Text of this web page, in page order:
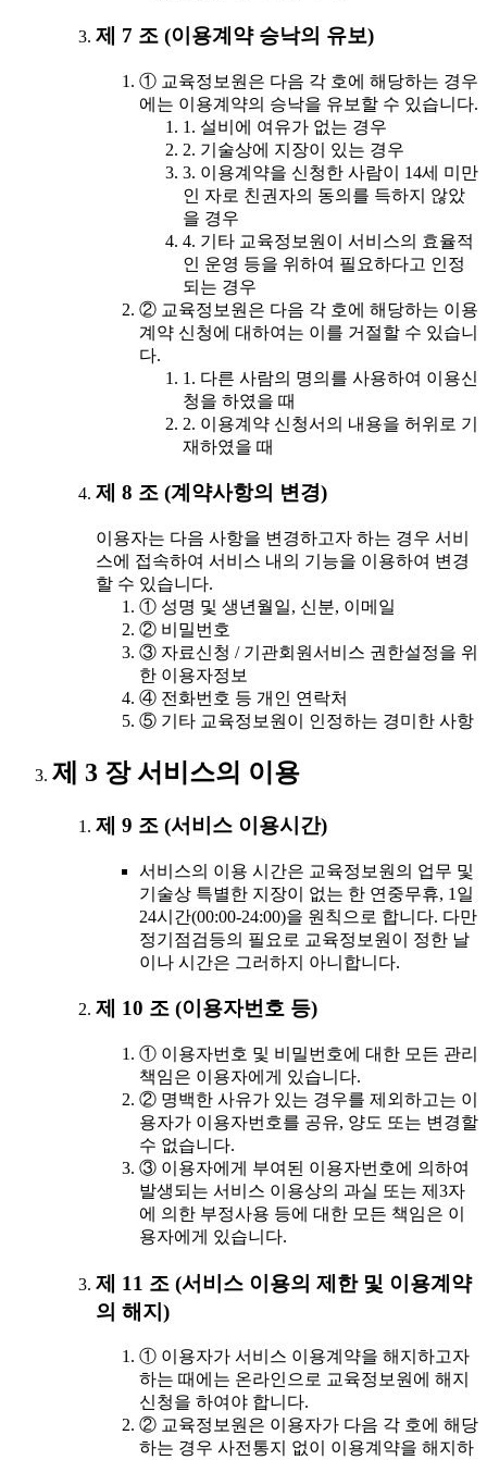
제 7 조 (이용계약 승낙의 유보)
① 교육정보원은 다음 각 호에 해당하는 경우
에는 이용계약의 승낙을 유보할 수 있습니다.
1. 설비에 여유가 없는 경우
2. 기술상에 지장이 있는 경우
3. 이용계약을 신청한 사람이 14세 미만
인 자로 친권자의 동의를 득하지 않았
을 경우
4. 기타 교육정보원이 서비스의 효율적
인 운영 등을 위하여 필요하다고 인정
되는 경우
② 교육정보원은 다음 각 호에 해당하는 이용
계약 신청에 대하여는 이를 거절할 수 있습니
다.
1. 다른 사람의 명의를 사용하여 이용신
청을 하였을 때
2. 이용계약 신청서의 내용을 허위로 기
재하였을 때
제 8 조 (계약사항의 변경)
이용자는 다음 사항을 변경하고자 하는 경우 서비
스에 접속하여 서비스 내의 기능을 이용하여 변경
할 수 있습니다.
① 성명 및 생년월일, 신분, 이메일
② 비밀번호
③ 자료신청 / 기관회원서비스 권한설정을 위
한 이용자정보
④ 전화번호 등 개인 연락처
⑤ 기타 교육정보원이 인정하는 경미한 사항
제 3 장 서비스의 이용
제 9 조 (서비스 이용시간)
서비스의 이용 시간은 교육정보원의 업무 및
기술상 특별한 지장이 없는 한 연중무휴, 1일
24시간(00:00-24:00)을 원칙으로 합니다. 다만
정기점검등의 필요로 교육정보원이 정한 날
이나 시간은 그러하지 아니합니다.
제 10 조 (이용자번호 등)
① 이용자번호 및 비밀번호에 대한 모든 관리
책임은 이용자에게 있습니다.
② 명백한 사유가 있는 경우를 제외하고는 이
용자가 이용자번호를 공유, 양도 또는 변경할
수 없습니다.
③ 이용자에게 부여된 이용자번호에 의하여
발생되는 서비스 이용상의 과실 또는 제3자
에 의한 부정사용 등에 대한 모든 책임은 이
용자에게 있습니다.
제 11 조 (서비스 이용의 제한 및 이용계약
의 해지)
① 이용자가 서비스 이용계약을 해지하고자
하는 때에는 온라인으로 교육정보원에 해지
신청을 하여야 합니다.
② 교육정보원은 이용자가 다음 각 호에 해당
하는 경우 사전통지 없이 이용계약을 해지하